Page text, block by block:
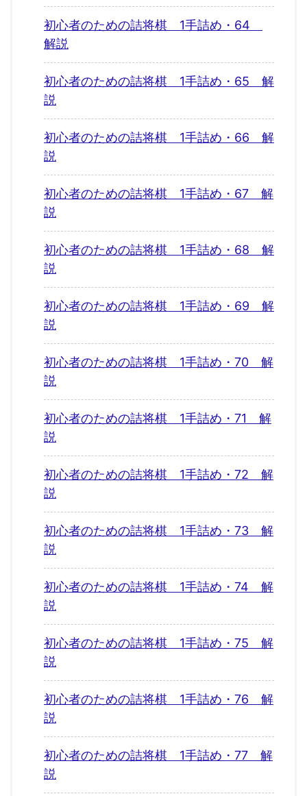
初心者のための詰将棋 1手詰め・64
解説
初心者のための詰将棋 1手詰め・65 解
説
初心者のための詰将棋 1手詰め・66 解
説
初心者のための詰将棋 1手詰め・67 解
説
初心者のための詰将棋 1手詰め・68 解
説
初心者のための詰将棋 1手詰め・69 解
説
初心者のための詰将棋 1手詰め・70 解
説
初心者のための詰将棋 1手詰め・71 解
説
初心者のための詰将棋 1手詰め・72 解
説
初心者のための詰将棋 1手詰め・73 解
説
初心者のための詰将棋 1手詰め・74 解
説
初心者のための詰将棋 1手詰め・75 解
説
初心者のための詰将棋 1手詰め・76 解
説
初心者のための詰将棋 1手詰め・77 解
説